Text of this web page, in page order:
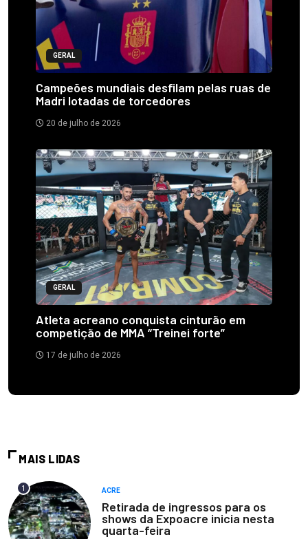
GERAL
Campeões mundiais desfilam pelas ruas de
Madri lotadas de torcedores
20 de julho de 2026
GERAL
Atleta acreano conquista cinturão em
competição de MMA “Treinei forte”
17 de julho de 2026
MAIS LIDAS
1 ACRE
Retirada de ingressos para os
shows da Expoacre inicia nesta
quarta-feira